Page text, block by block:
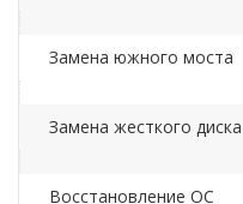
Замена южного моста
Замена жесткого диска
Восстановление ОС